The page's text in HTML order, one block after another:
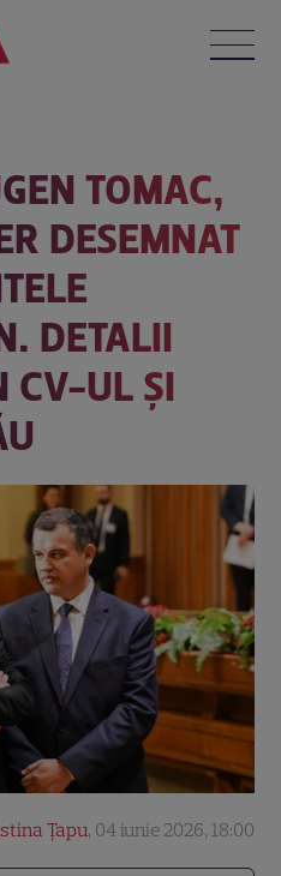
TOMAC,
DESEMNAT
DETALII
CV-UL ȘI
Țapu, 04 iunie 2026, 18:00